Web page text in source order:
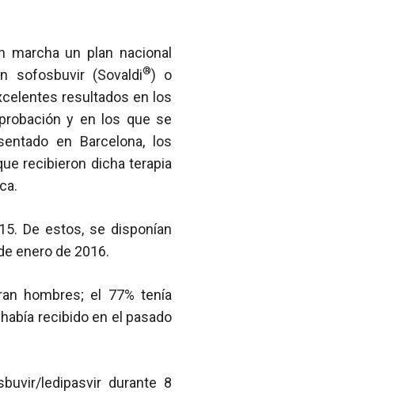
un plan nacional
sofosbuvir (Sovaldi®) o
resultados en los
y en los que se
en Barcelona, los
recibieron dicha terapia
De estos, se disponían
enero de 2016.
hombres; el 77% tenía
recibido en el pasado
ledipasvir durante 8